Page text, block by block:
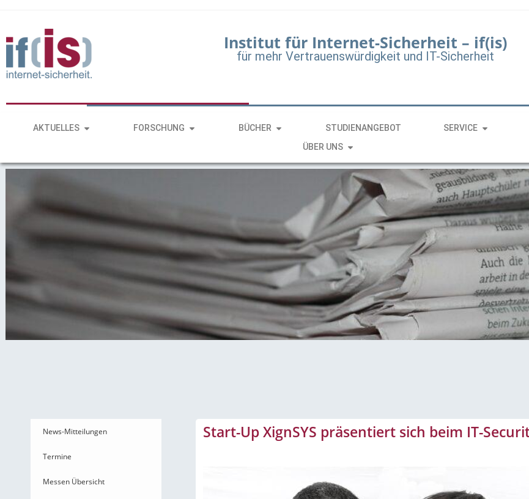
Institut für Internet-Sicherheit – if(is)
für mehr Vertrauenswürdigkeit und IT-Sicherheit
AKTUELLES FORSCHUNG BÜCHER STUDIENANGEBOT SERVICE
ÜBER UNS
News-Mitteilungen
Termine
Messen Übersicht
Start-Up XignSYS präsentiert sich beim IT-